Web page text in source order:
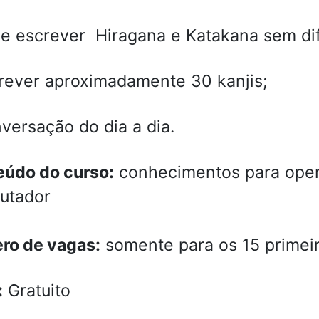
escrever Hiragana e Katakana sem
aproximadamente 30 kanjis;
do dia a dia.
do curso: conhecimentos para
de vagas: somente para os 15
Gratuito